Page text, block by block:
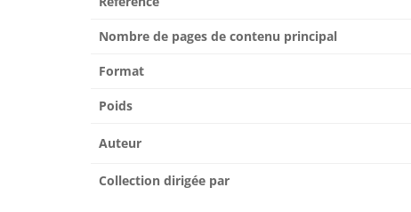
Nombre de pages de contenu principal
Format
Poids
Auteur
Collection dirigée par